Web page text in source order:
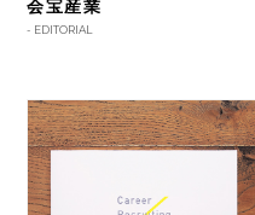
会宝産業
- EDITORIAL